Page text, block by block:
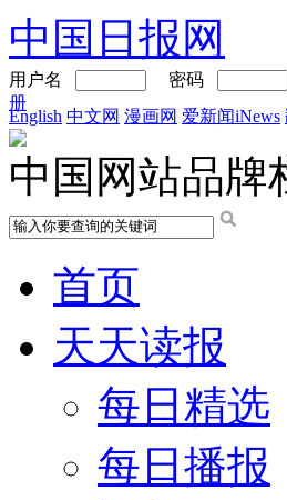
中国日报网
用户名 密码
册
English 中文网 漫画网 爱新闻iNews
中国网站品牌
首页
天天读报
每日精选
每日播报